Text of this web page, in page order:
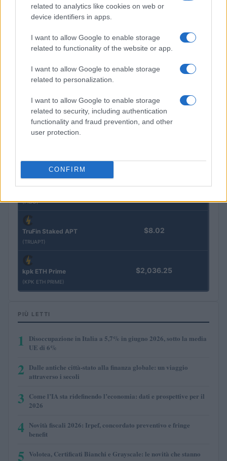
related to analytics like cookies on web or
device identifiers in apps.
I want to allow Google to enable storage
related to functionality of the website or app.
I want to allow Google to enable storage
related to personalization.
I want to allow Google to enable storage
related to security, including authentication
functionality and fraud prevention, and other
user protection.
CONFIRM
(EPOCH)
Stride Staked Injective
(STINJ)
$16.49
Vested XOR
(VXOR)
$3,407.11
(JDB)
(FIBO)
TruFin Staked APT
(TRUAPT)
$8.02
kpk ETH Prime
(KPK ETH PRIME)
$2,036.25
PIÙ LETTI
1
Disoccupazione in Italia a 5,7% in giugno 2026, sotto la media
UE di 6%
2 Dalle antiche città-stato alla finanza globale: un viaggio
attraverso i secoli
3 Come l’IA sta ridefinendo l’economia: dati e prospettive per il
2026
4 Novità fiscali 2026: Irpef, concordato preventivo e fringe
benefit
5 Volotea, Certificati Bianchi e Grayscale: le novità che stanno